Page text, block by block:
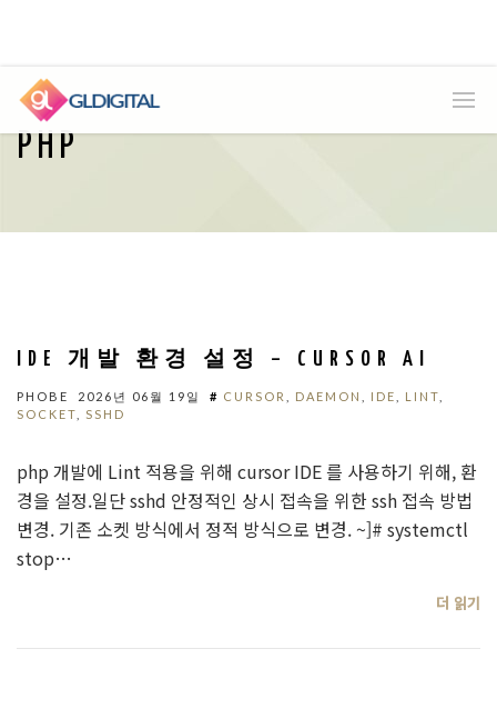
PHP
IDE 개발 환경 설정 – CURSOR AI
PHOBE 2026년 06월 19일 # CURSOR DAEMON IDE LINT
SOCKET
SSHD
php 개발에 Lint 적용을 위해 cursor IDE 를 사용하기 위해, 환
경을 설정.일단 sshd 안정적인 상시 접속을 위한 ssh 접속 방법
변경. 기존 소켓 방식에서 정적 방식으로 변경. ~]# systemctl
stop…
더 읽기